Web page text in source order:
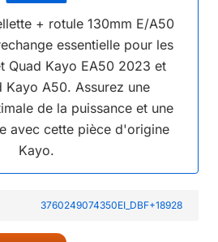
+ rotule 130mm E/A50
essentielle pour les
Quad Kayo EA50 2023 et
Kayo A50. Assurez une
de la puissance et une
avec cette pièce d'origine
Kayo.
3760249074350EI_DBF+18928